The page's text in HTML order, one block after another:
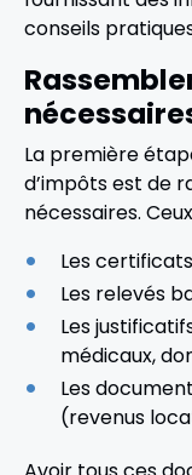
conseils
La première
d’impôts est de
nécessaires.
Les
Les relevés
Les
médicaux,
Les
(revenus